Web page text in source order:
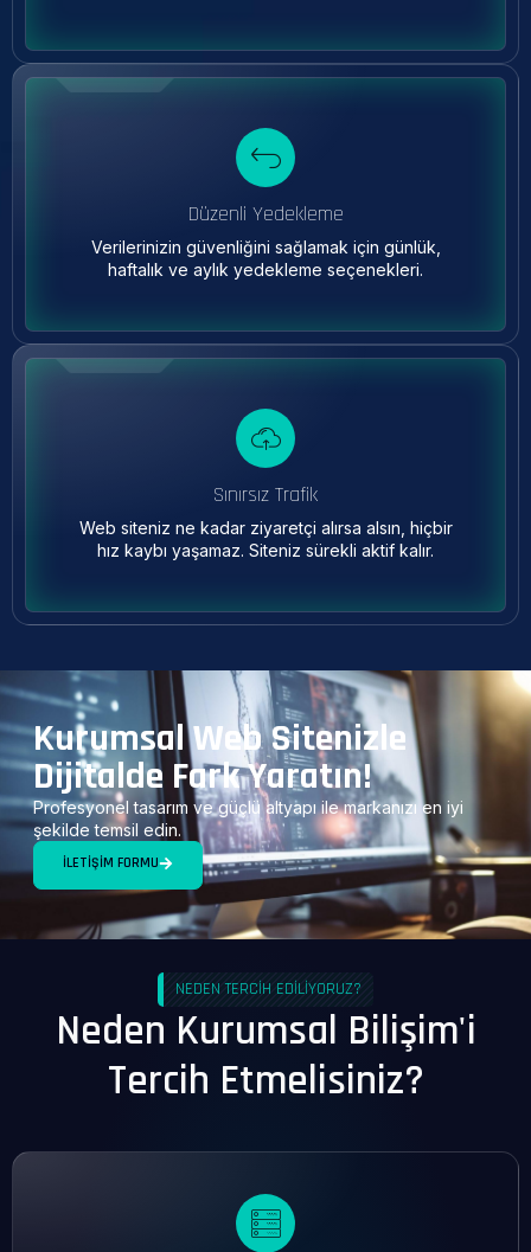
Düzenli Yedekleme
Verilerinizin güvenliğini sağlamak için günlük,
haftalık ve aylık yedekleme seçenekleri.
Sınırsız Trafik
Web siteniz ne kadar ziyaretçi alırsa alsın, hiçbir
hız kaybı yaşamaz. Siteniz sürekli aktif kalır.
Kurumsal Web Sitenizle
Dijitalde Fark Yaratın!
Profesyonel tasarım ve güçlü altyapı ile markanızı en iyi
şekilde temsil edin.
İLETIŞIM FORMU
NEDEN TERCİH EDİLİYORUZ?
Neden Kurumsal Bilişim'i
Tercih Etmelisiniz?